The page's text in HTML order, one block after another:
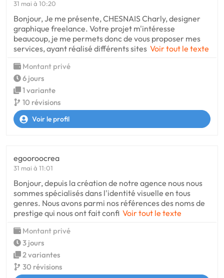
31 mai à 10:20
Bonjour, Je me présente, CHESNAIS Charly, designer
graphique freelance. Votre projet m'intéresse
beaucoup, je me permets donc de vous proposer mes
services, ayant réalisé différents sites Voir tout le texte
Montant privé
6 jours
1 variante
10 révisions
Voir le profil
egooroocrea
31 mai à 11:01
Bonjour, depuis la création de notre agence nous nous
sommes spécialisés dans l'identité visuelle en tous
genres. Nous avons parmi nos références des noms de
prestige qui nous ont fait confi Voir tout le texte
Montant privé
3 jours
2 variantes
30 révisions